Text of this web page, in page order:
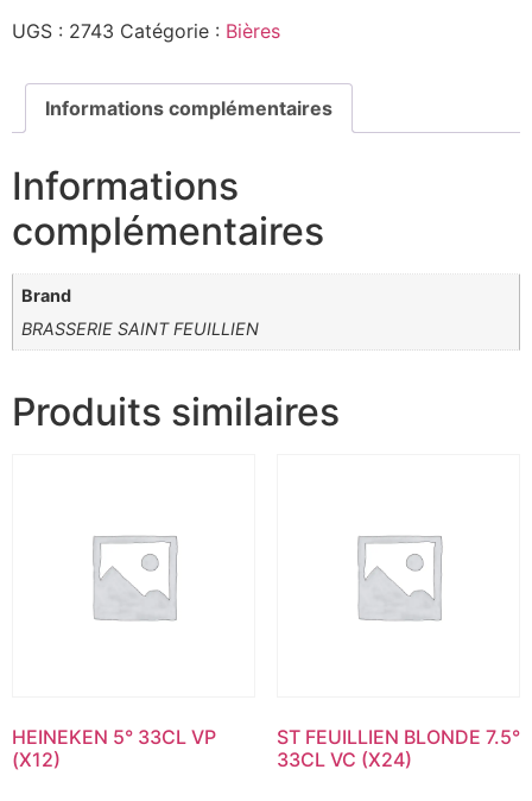
UGS : 2743 Catégorie : Bières
Informations complémentaires
Informations
complémentaires
Brand
BRASSERIE SAINT FEUILLIEN
Produits similaires
HEINEKEN 5° 33CL VP
(X12)
ST FEUILLIEN BLONDE 7.5°
33CL VC (X24)